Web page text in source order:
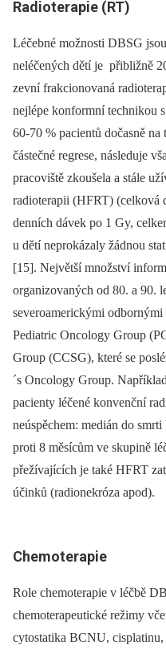
Radioterapie (RT)
Léčebné možnosti DBSG
neléčených dětí je přibližně
zevní frakcionovaná
nejlépe konformní technikou
60-70 % pacientů dočasně
částečné regrese, následuje
pracoviště zkoušela a stále
radioterapii (HFRT) (celková
denních dávek po 1 Gy,
u dětí neprokázaly žádnou
[15]. Největší množství
organizovaných od 80. a 90.
severoamerickými
Pediatric Oncology Group
Group (CCSG), které se
´s Oncology Group.
pacienty léčené konvenční
neúspěchem: medián do
proti 8 měsícům ve skupině
přežívajících je také HFRT
účinků (radionekróza apod).
Chemoterapie
Role chemoterapie v léčbě
chemoterapeutické režimy
cytostatika BCNU,